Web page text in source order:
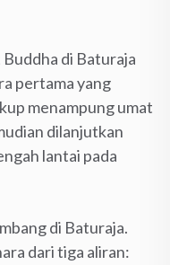
di Baturaja
pertama yang
menampung umat
dilanjutkan
lantai pada
di Baturaja.
dari tiga aliran: